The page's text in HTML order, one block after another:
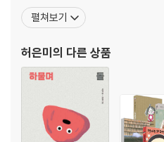
가 가장 듣고 싶은 말』 『파란 대문
태어나 신촌 일대에서 어린 시절을
와 나팔꽃을 좋아하고 어
펼쳐보기
허은미의 다른 상품